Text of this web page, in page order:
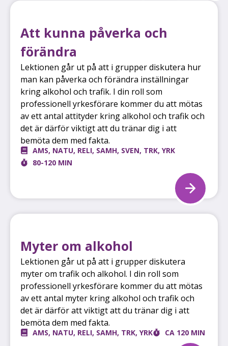
Att kunna påverka och
förändra
Lektionen går ut på att i grupper diskutera hur
man kan påverka och förändra inställningar
kring alkohol och trafik. I din roll som
professionell yrkesförare kommer du att mötas
av ett antal attityder kring alkohol och trafik och
det är därför viktigt att du tränar dig i att
bemöta dem med fakta.
AMS, NATU, RELI, SAMH, SVEN, TRK, YRK
80-120 MIN
Myter om alkohol
Lektionen går ut på att i grupper diskutera
myter om trafik och alkohol. I din roll som
professionell yrkesförare kommer du att mötas
av ett antal myter kring alkohol och trafik och
det är därför att viktigt att du tränar dig i att
bemöta dem med fakta.
AMS, NATU, RELI, SAMH, TRK, YRK CA 120 MIN